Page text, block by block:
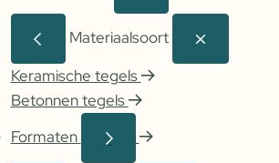
Materiaalsoort
Keramische tegels
Betonnen tegels
Formaten